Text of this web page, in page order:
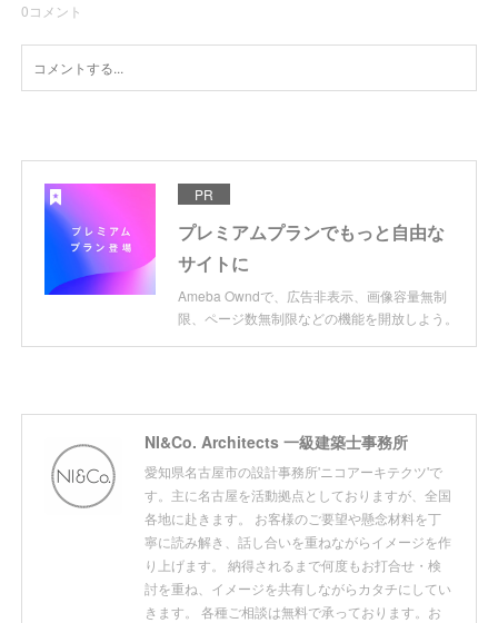
0コメント
PR
プレミアムプランでもっと自由な
サイトに
Ameba Owndで、広告非表示、画像容量無制
限、ページ数無制限などの機能を開放しよう。
NI&Co. Architects 一級建築士事務所
愛知県名古屋市の設計事務所'ニコアーキテクツ'で
す。主に名古屋を活動拠点としておりますが、全国
各地に赴きます。 お客様のご要望や懸念材料を丁
寧に読み解き、話し合いを重ねながらイメージを作
り上げます。 納得されるまで何度もお打合せ・検
討を重ね、イメージを共有しながらカタチにしてい
きます。 各種ご相談は無料で承っております。お